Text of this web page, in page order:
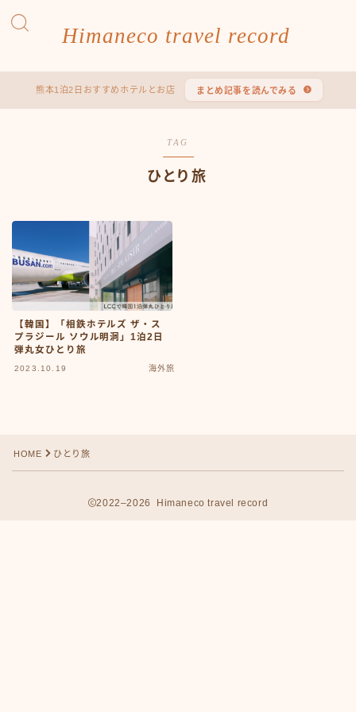
Himaneco travel record
熊本1泊2日おすすめホテルとお店 まとめ記事を読んでみる
TAG
ひとり旅
【韓国】「相鉄ホテルズ ザ・ス
プラジール ソウル明洞」1泊2日
弾丸女ひとり旅
2023.10.19 海外旅
HOME ひとり旅
2022–2026 Himaneco travel record